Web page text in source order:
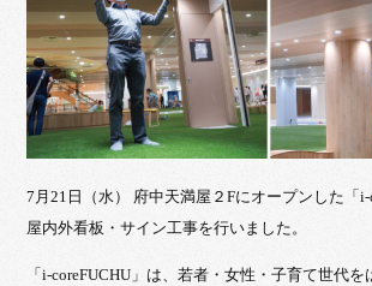
7月21日（水） 府中天満屋２Fにオープンした「i-
屋内外看板・サイン工事を行いました。
「i-coreFUCHU」は、若者・女性・子育て世代